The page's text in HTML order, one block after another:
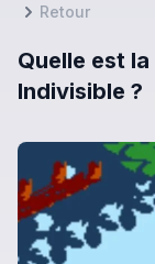
Retour
Quelle est
Indivisible ?